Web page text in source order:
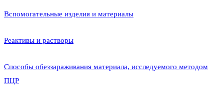
Вспомогательные изделия и материалы
Реактивы и растворы
Способы обеззараживания материала, исследуемого методом
ПЦР